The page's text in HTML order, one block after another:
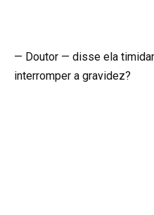
— Doutor — disse ela
interromper a gravidez?